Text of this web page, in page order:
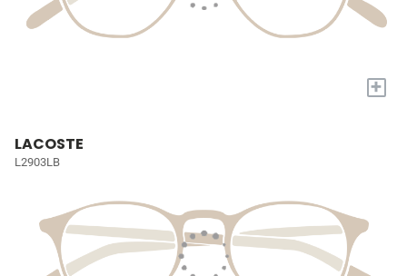
+
LACOSTE
L2903LB